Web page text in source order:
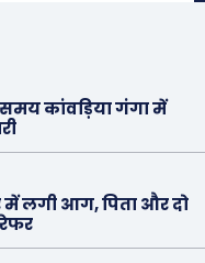
कांवड़िया गंगा में
लगी आग, पिता और दो